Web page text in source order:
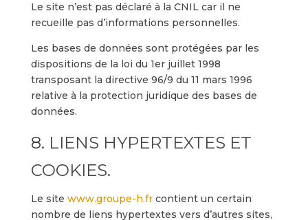
Le site n’est pas déclaré à la CNIL car il ne
recueille pas d’informations personnelles.
Les bases de données sont protégées par les
dispositions de la loi du 1er juillet 1998
transposant la directive 96/9 du 11 mars 1996
relative à la protection juridique des bases de
données.
8. LIENS HYPERTEXTES ET
COOKIES.
Le site www.groupe-h.frcontient un certain
nombre de liens hypertextes vers d’autres sites,